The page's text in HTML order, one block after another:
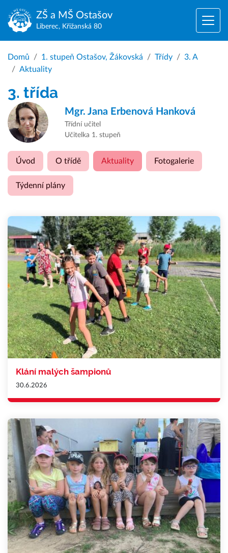
ZŠ a MŠ Ostašov
Liberec, Křižanská 80
Domů 1. stupeň Ostašov, Žákovská Třídy
3. A
Aktuality
3. třída
Mgr. Jana Erbenová Hanková
Třídní učitel
Učitelka 1. stupeň
Úvod O třídě Aktuality Fotogalerie
Týdenní plány
Klání malých šampionů
30.6.2026